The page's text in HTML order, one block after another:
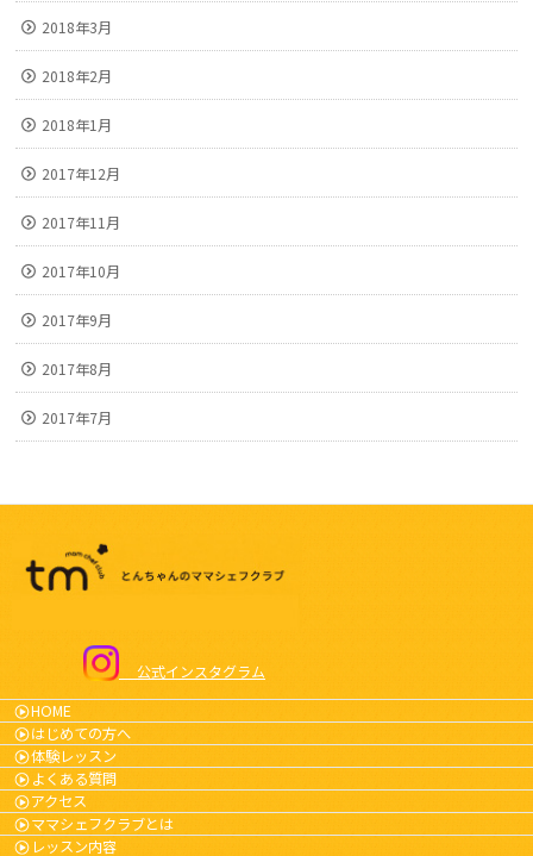
2018年3月
2018年2月
2018年1月
2017年12月
2017年11月
2017年10月
2017年9月
2017年8月
2017年7月
公式インスタグラム
HOME
はじめての方へ
体験レッスン
よくある質問
アクセス
ママシェフクラブとは
レッスン内容